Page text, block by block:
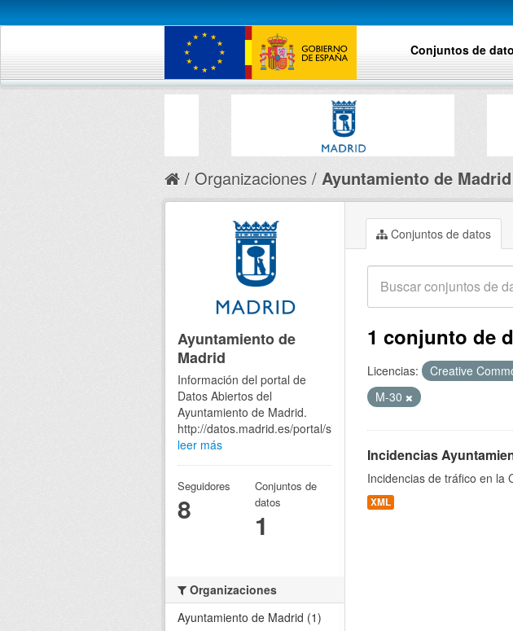
Conjuntos de
Organizaciones Ayuntamiento de Madrid
Conjuntos de datos
1 conjunto de
Licencias: Creative
M-30
Incidencias
Incidencias de tráfico en la
XML
Ayuntamiento de
Madrid
Información del portal de
Datos Abiertos del
Ayuntamiento de Madrid.
http://datos.madrid.es/portal/site/egob
leer más
Seguidores
8
Conjuntos de
datos
1
Organizaciones
Ayuntamiento de Madrid (1)